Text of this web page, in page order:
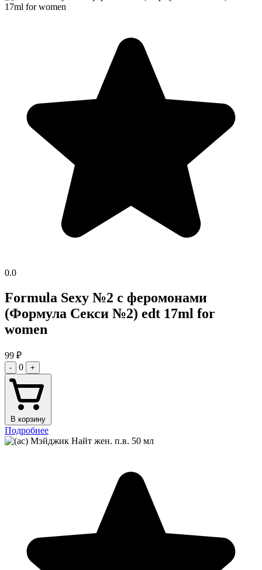
0.0
Formula Sexy №2 с феромонами
(Формула Секси №2) edt 17ml for
women
99 ₽
- 0 +
В корзину
Подробнее